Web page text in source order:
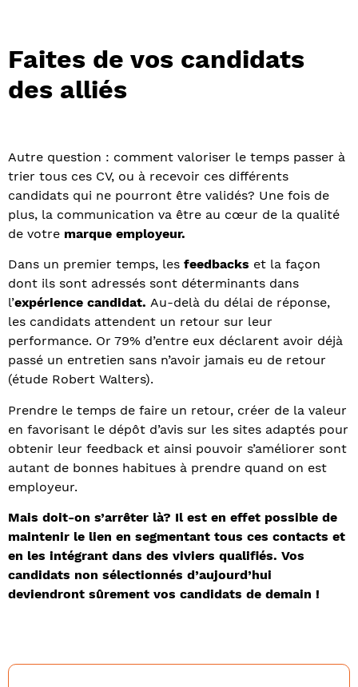
Faites de vos candidats
des alliés
Autre question : comment valoriser le temps passer à
trier tous ces CV, ou à recevoir ces différents
candidats qui ne pourront être validés? Une fois de
plus, la communication va être au cœur de la qualité
de votre marque employeur.
Dans un premier temps, les feedbacks et la façon
dont ils sont adressés sont déterminants dans
l’expérience candidat. Au-delà du délai de réponse,
les candidats attendent un retour sur leur
performance. Or 79% d’entre eux déclarent avoir déjà
passé un entretien sans n’avoir jamais eu de retour
(étude Robert Walters).
Prendre le temps de faire un retour, créer de la valeur
en favorisant le dépôt d’avis sur les sites adaptés pour
obtenir leur feedback et ainsi pouvoir s’améliorer sont
autant de bonnes habitues à prendre quand on est
employeur.
Mais doit-on s’arrêter là? Il est en effet possible de
maintenir le lien en segmentant tous ces contacts et
en les intégrant dans des viviers qualifiés. Vos
candidats non sélectionnés d’aujourd’hui
deviendront sûrement vos candidats de demain !